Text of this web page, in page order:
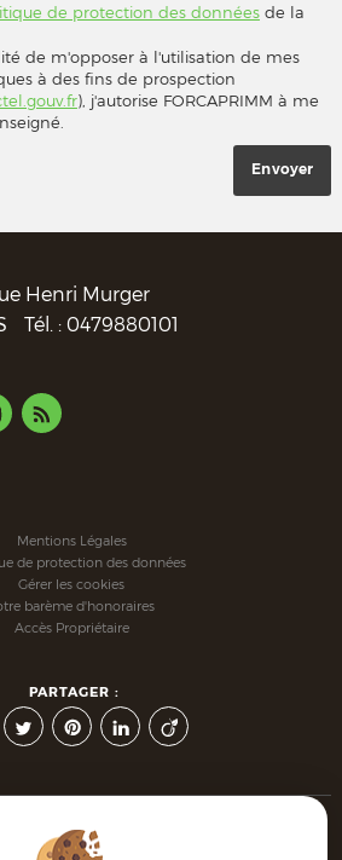
de protection des donnéesde la
de m'opposer à l'utilisation de mes
à des fins de prospection
), j'autorise FORCAPRIMM à me
Henri Murger
Tél. : 0479880101
Mentions Légales
de protection des données
Gérer les cookies
barème d'honoraires
Accès Propriétaire
PARTAGER :